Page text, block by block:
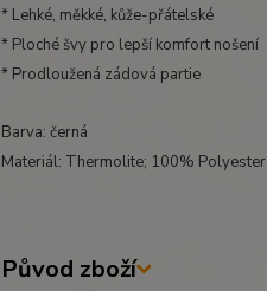
* Lehké, měkké, kůže-přátelské
* Ploché švy pro lepší komfort nošení
* Prodloužená zádová partie
Barva: černá
Materiál: Thermolite; 100% Polyester
Původ zboží